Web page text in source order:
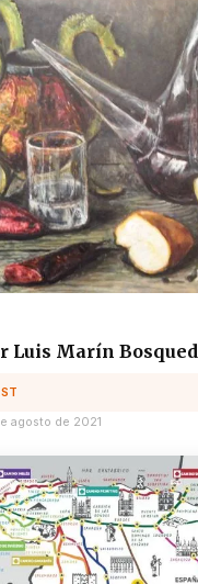
Luis Marín Bosqued
agosto de 2021